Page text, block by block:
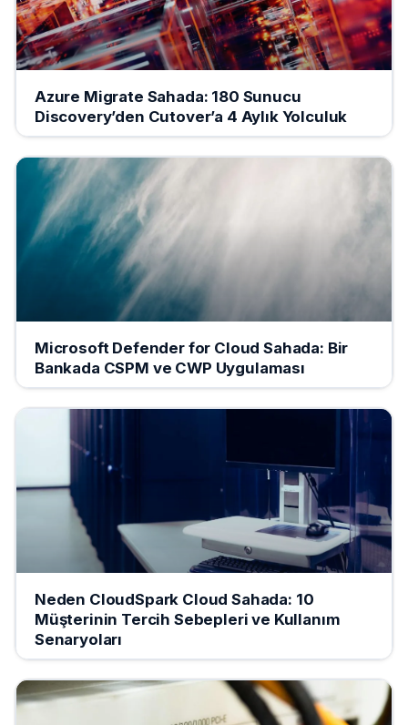
Azure Migrate Sahada: 180 Sunucu
Discovery’den Cutover’a 4 Aylık Yolculuk
Microsoft Defender for Cloud Sahada: Bir
Bankada CSPM ve CWP Uygulaması
Neden CloudSpark Cloud Sahada: 10
Müşterinin Tercih Sebepleri ve Kullanım
Senaryoları